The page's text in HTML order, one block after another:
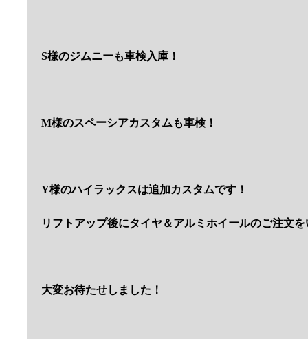
S様のジムニーも車検入庫！
M様のスペーシアカスタムも車検！
Y様のハイラックスは追加カスタムです！
リフトアップ後にタイヤ＆アルミホイールのご注文
大変お待たせしました！